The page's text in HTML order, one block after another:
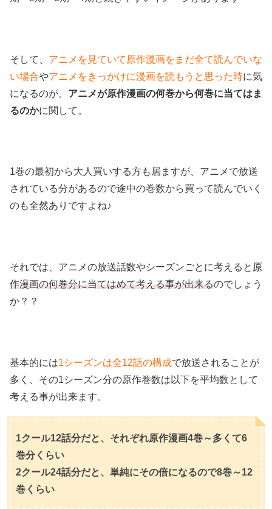
そして、 アニメを見ていて原作漫画をまだ全て読んでいな
い場合やアニメをきっかけに漫画を読もうと思った時に気
になるのが、 アニメが原作漫画の何巻から何巻に当てはま
るのかに関して。
1巻の最初から大人買いする方も居ますが、アニメで放送
されている分があるので途中の巻数から買って読んでいく
のも全然ありですよね♪
それでは、アニメの放送話数やシーズンごとに考えると原
作漫画の何巻分に当てはめて考える事が出来るのでしょう
か？？
基本的には1シーズンは全12話の構成で放送されることが
多く、その1シーズン分の原作巻数は以下を平均数として
考える事が出来ます。
1クール12話分だと、それぞれ原作漫画4巻～多くて6
巻分くらい
2クール24話分だと、単純にその倍になるので8巻～12
巻くらい